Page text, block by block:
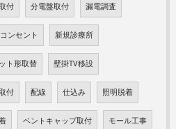
付 分電盤取付 漏電調査
ンセント 新規診療所
ト形取替 壁掛TV移設
付 配線 仕込み 照明脱着
ベントキャップ取付 モール工事